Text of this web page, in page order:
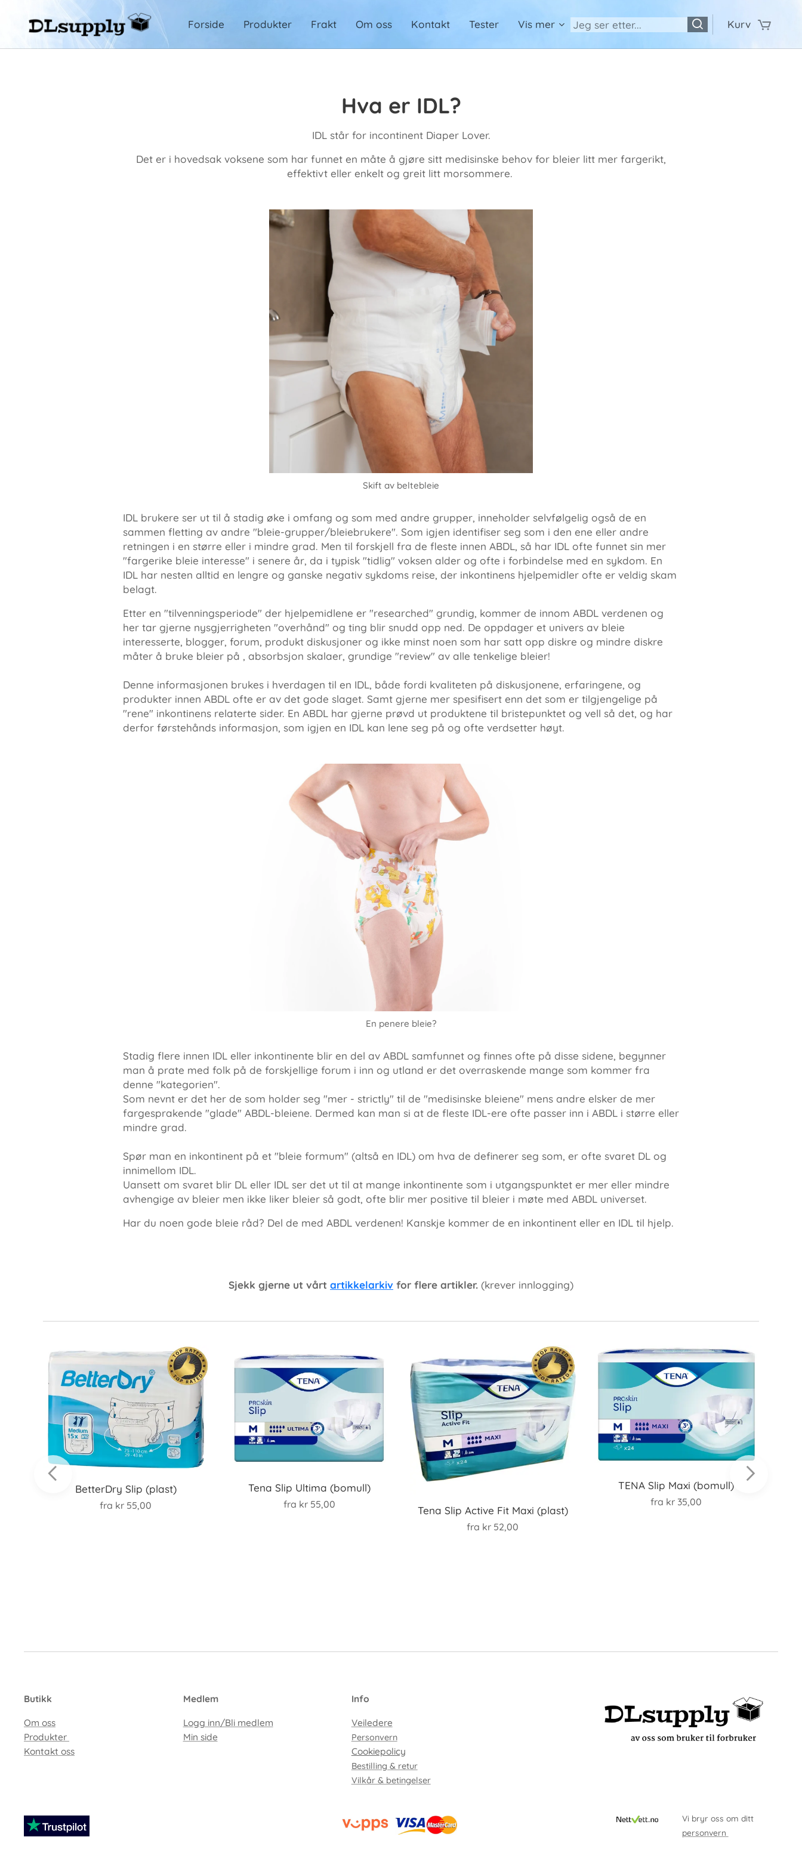
Forside Produkter Frakt Om oss Kontakt Tester Vis mer Kurv
Hva er IDL?
IDL står for incontinent Diaper Lover.
Det er i hovedsak voksene som har funnet en måte å gjøre sitt medisinske behov for bleier litt mer fargerikt,
effektivt eller enkelt og greit litt morsommere.
Skift av beltebleie
IDL brukere ser ut til å stadig øke i omfang og som med andre grupper, inneholder selvfølgelig også de en
sammen fletting av andre "bleie-grupper/bleiebrukere". Som igjen identifiser seg som i den ene eller andre
retningen i en større eller i mindre grad. Men til forskjell fra de fleste innen ABDL, så har IDL ofte funnet sin mer
"fargerike bleie interesse" i senere år, da i typisk "tidlig" voksen alder og ofte i forbindelse med en sykdom. En
IDL har nesten alltid en lengre og ganske negativ sykdoms reise, der inkontinens hjelpemidler ofte er veldig skam
belagt.
Etter en "tilvenningsperiode" der hjelpemidlene er "researched" grundig, kommer de innom ABDL verdenen og
her tar gjerne nysgjerrigheten "overhånd" og ting blir snudd opp ned. De oppdager et univers av bleie
interesserte, blogger, forum, produkt diskusjoner og ikke minst noen som har satt opp diskre og mindre diskre
måter å bruke bleier på , absorbsjon skalaer, grundige "review" av alle tenkelige bleier!
Denne informasjonen brukes i hverdagen til en IDL, både fordi kvaliteten på diskusjonene, erfaringene, og
produkter innen ABDL ofte er av det gode slaget. Samt gjerne mer spesifisert enn det som er tilgjengelige på
"rene" inkontinens relaterte sider. En ABDL har gjerne prøvd ut produktene til bristepunktet og vell så det, og har
derfor førstehånds informasjon, som igjen en IDL kan lene seg på og ofte verdsetter høyt.
En penere bleie?
Stadig flere innen IDL eller inkontinente blir en del av ABDL samfunnet og finnes ofte på disse sidene, begynner
man å prate med folk på de forskjellige forum i inn og utland er det overraskende mange som kommer fra
denne "kategorien".
Som nevnt er det her de som holder seg "mer - strictly" til de "medisinske bleiene" mens andre elsker de mer
fargesprakende "glade" ABDL-bleiene. Dermed kan man si at de fleste IDL-ere ofte passer inn i ABDL i større eller
mindre grad.
Spør man en inkontinent på et "bleie formum" (altså en IDL) om hva de definerer seg som, er ofte svaret DL og
innimellom IDL.
Uansett om svaret blir DL eller IDL ser det ut til at mange inkontinente som i utgangspunktet er mer eller mindre
avhengige av bleier men ikke liker bleier så godt, ofte blir mer positive til bleier i møte med ABDL universet.
Har du noen gode bleie råd? Del de med ABDL verdenen! Kanskje kommer de en inkontinent eller en IDL til hjelp.
Sjekk gjerne ut vårt artikkelarkiv for flere artikler. (krever innlogging)
BetterDry Slip (plast)
fra kr 55,00
Tena Slip Ultima (bomull)
fra kr 55,00 Tena Slip Active Fit Maxi (plast)
fra kr 52,00
TENA Slip Maxi (bomull)
fra kr35,00
Butikk
Om oss
Produkter
Kontakt oss
Medlem
Logg inn/Bli medlem
Min side
Info
Veiledere
Personvern
Cookiepolicy
Bestilling & retur
Vilkår & betingelser
Vi bryr oss om ditt
personvern